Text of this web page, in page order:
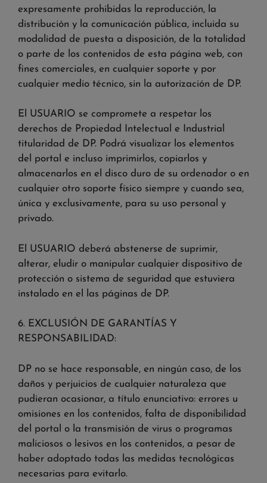
expresamente prohibidas la reproducción, la
distribución y la comunicación pública, incluida su
modalidad de puesta a disposición, de la totalidad
o parte de los contenidos de esta página web, con
fines comerciales, en cualquier soporte y por
cualquier medio técnico, sin la autorización de DP.
El USUARIO se compromete a respetar los
derechos de Propiedad Intelectual e Industrial
titularidad de DP. Podrá visualizar los elementos
del portal e incluso imprimirlos, copiarlos y
almacenarlos en el disco duro de su ordenador o en
cualquier otro soporte físico siempre y cuando sea,
única y exclusivamente, para su uso personal y
privado.
El USUARIO deberá abstenerse de suprimir,
alterar, eludir o manipular cualquier dispositivo de
protección o sistema de seguridad que estuviera
instalado en el las páginas de DP.
6. EXCLUSIÓN DE GARANTÍAS Y
RESPONSABILIDAD:
DP no se hace responsable, en ningún caso, de los
daños y perjuicios de cualquier naturaleza que
pudieran ocasionar, a título enunciativo: errores u
omisiones en los contenidos, falta de disponibilidad
del portal o la transmisión de virus o programas
maliciosos o lesivos en los contenidos, a pesar de
haber adoptado todas las medidas tecnológicas
necesarias para evitarlo.